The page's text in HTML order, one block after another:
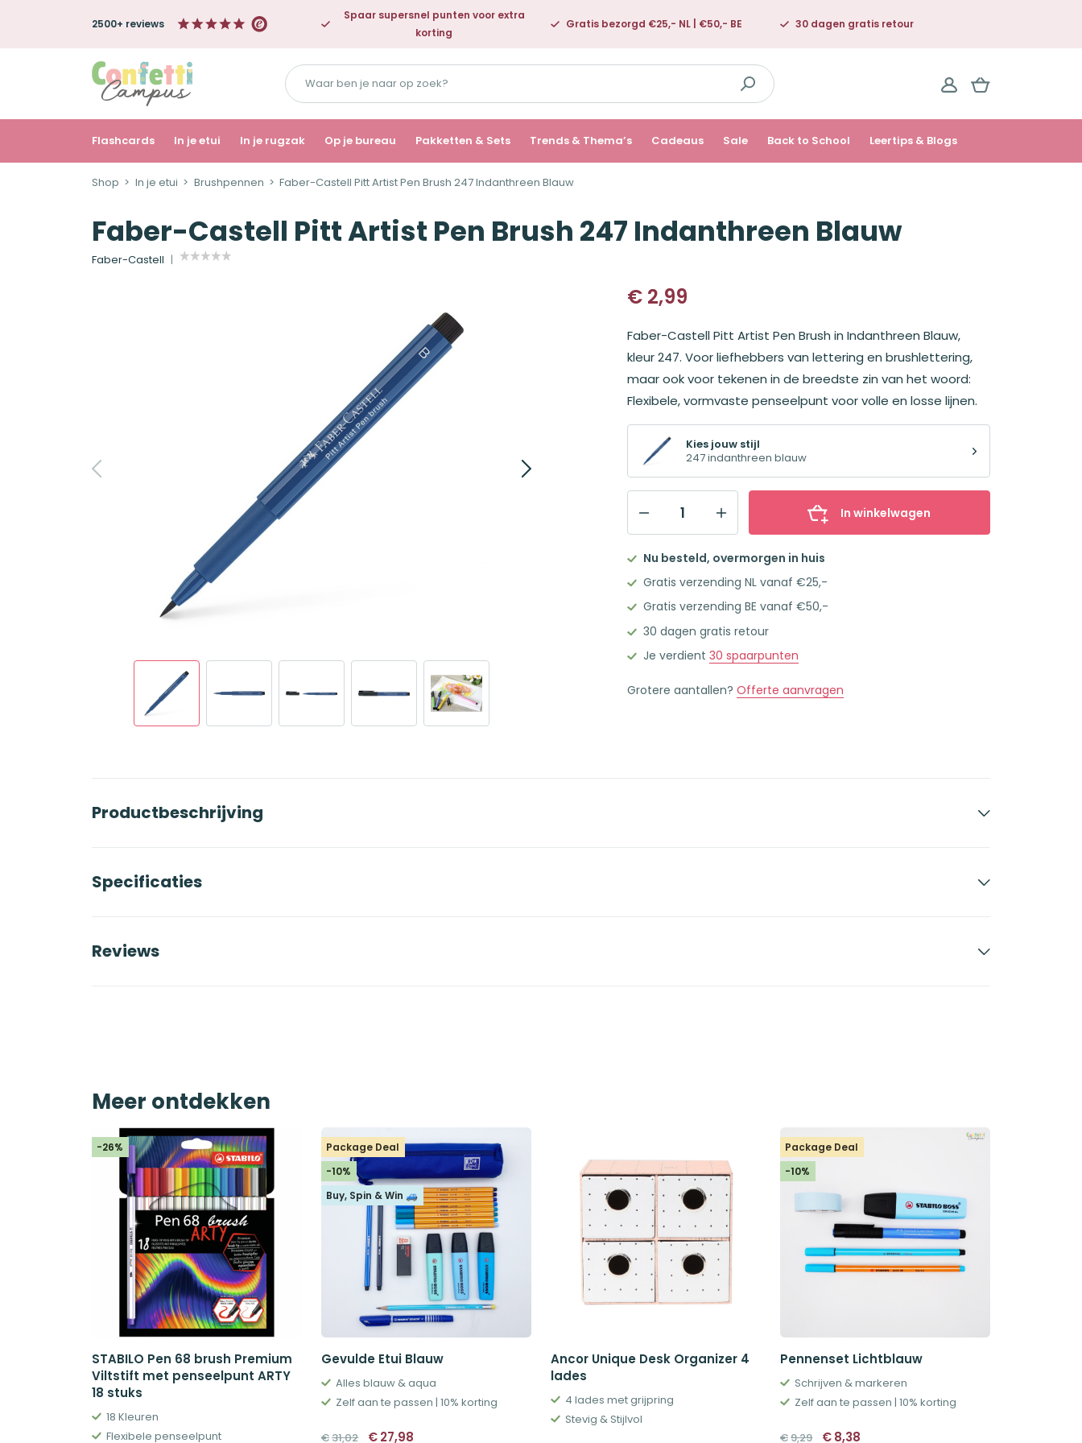
2500+ reviews
Spaar supersnel punten voor extra
korting
Gratis bezorgd €25,- NL | €50,- BE 30 dagen gratis retour
Waar
ben
je
naar
op
zoek?
Flashcards In je etui In je rugzak Op je bureau Pakketten & Sets Trends & Thema’s Cadeaus Sale Back to School Leertips & Blogs
Shop In je etui Brushpennen Faber-Castell Pitt Artist Pen Brush 247 Indanthreen Blauw
Faber-Castell Pitt Artist Pen Brush 247 Indanthreen Blauw
Faber-Castell
€ 2,99
Faber-Castell Pitt Artist Pen Brush in Indanthreen Blauw,
kleur 247. Voor liefhebbers van lettering en brushlettering,
maar ook voor tekenen in de breedste zin van het woord:
Flexibele, vormvaste penseelpunt voor volle en losse lijnen.
Kies jouw stijl
247 indanthreen blauw
Pitt
Artist
Pen
Brush
247
Blauw
In winkelwagen
Nu besteld, overmorgen in huis
Gratis verzending NL vanaf €25,-
Gratis verzending BE vanaf €50,-
30 dagen gratis retour
Je verdient 30 spaarpunten
Grotere aantallen? Offerte aanvragen
Productbeschrijving
Specificaties
Reviews
Meer ontdekken
-26%
STABILO Pen 68 brush Premium
Viltstift met penseelpunt ARTY
18 stuks
18 Kleuren
Flexibele penseelpunt
Package Deal
-10%
Buy, Spin & Win 🚙
Gevulde Etui Blauw
Alles blauw & aqua
Zelf aan te passen | 10% korting
€31,02 Oorspronkelijke
€27,98
Ancor Unique Desk Organizer 4
lades
4 lades met grijpring
Stevig & Stijlvol
Package Deal
-10%
Pennenset Lichtblauw
Schrijven & markeren
Zelf aan te passen | 10% korting
€9,29 Oorspronkelijke
€8,38